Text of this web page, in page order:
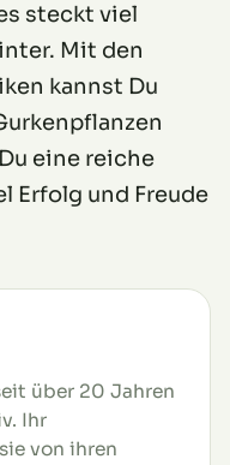
steckt viel
Mit den
kannst Du
eine reiche
Erfolg und Freude
über 20 Jahren
Ihr
von ihren